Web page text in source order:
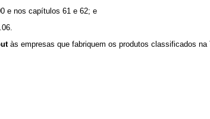
e nos capítulos 61 e 62; e
às empresas que fabriquem os produtos classificados